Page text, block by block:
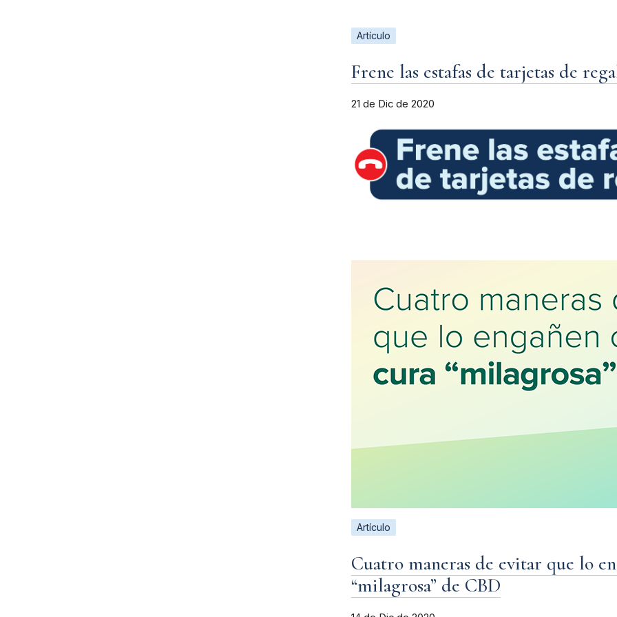
Artículo
Frene las estafas de tarjetas de
21 de Dic de 2020
Artículo
Cuatro maneras de evitar que lo
“milagrosa” de CBD